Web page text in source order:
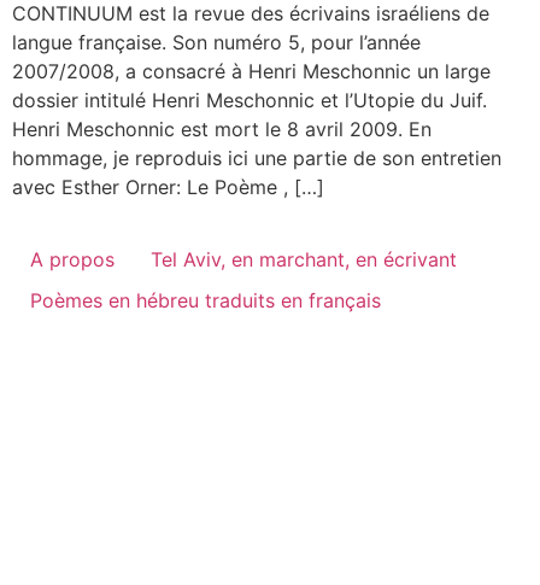
CONTINUUM est la revue des écrivains israéliens de
langue française. Son numéro 5, pour l’année
2007/2008, a consacré à Henri Meschonnic un large
dossier intitulé Henri Meschonnic et l’Utopie du Juif.
Henri Meschonnic est mort le 8 avril 2009. En
hommage, je reproduis ici une partie de son entretien
avec Esther Orner: Le Poème , […]
A propos
Tel Aviv, en marchant, en écrivant
Poèmes en hébreu traduits en français